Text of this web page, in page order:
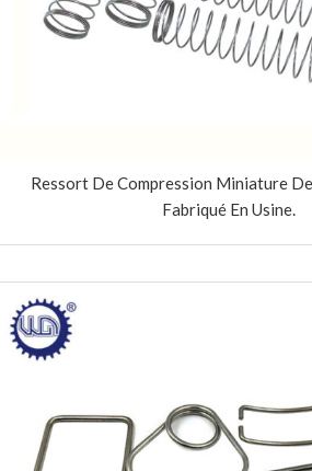
Ressort De Compression Miniature
Fabriqué En Usine.